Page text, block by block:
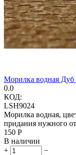
Морилка водная
0.0
КОД:
LSH9024
Морилка водная,
придания нужного
‍150‍ Р
В наличии
+
−